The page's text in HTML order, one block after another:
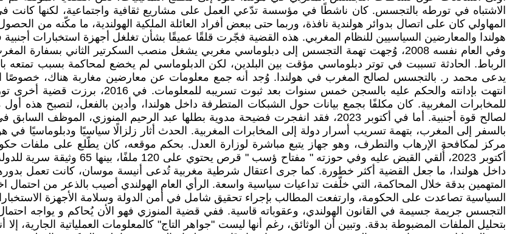
الاشتباه في تورطه بالتجسس. كان ناشطًا في مؤسسة تدّعي العمل على مشاريع ثقافية واجتماعية، لكنها كانت
المهاولي كان على اتصال بدوائر هولندية نافذة، وربما حتى ببعض أفراد العائلة الملكية الهولندية، ما مكّنه من
هولندا والمعارضين السياسيين للنظام المغربي. هذه القضية فجّرت قلقًا عميقًا بشأن تغلغل أجهزة استخبارات أجنبية
وفي العام نفسه 2008، وُجهت تهمة التجسس إلى دبلوماسي مغربي يشغل منصب السكرتير الثاني
يدعى محمد ر. بالتجسس لصالح المغرب في هولندا. وُجد أنه جمع معلومات عن معارضين مغاربة هناك، خصوصًا
انتهت بإدانته والحكم عليه بالسجن خمس
للمخابرات المغربية. كان مكلفًا بجمع بيانات حول الشبكات المتطرفة داخل هولندا، وأدين بالفعل، لتصبح هذه
لصالح قوة أجنبية. أما في أكتوبر 2023، فقد انفجرت فضيحة مدوية بطلها عبد الرحيم
أكتوبر 2023، أُلقي القبض عليه
داخل هولندا، ما جعل القضية أكثر خطورة. كما جرى اعتقال شرطية مغربية تُدعى أنيسة موسان، كانت تعمل
المتهمين بدقة خلال المحاكمة، التي خلّفت تداعيات سياسية واسعة. الرأي العام الهولندي أصيب بالذعر من
السياسية تصاعدت على الحكومة، وارتفعت المطالب بإجراء تحقيق شامل في أمن الدولة وسلامة الأجهزة
بتحليل الملفات المضبوطة بدقة. وتبين أن الوثائق، رغم أنها ليست "جواهر التاج" كالمعلومات العملياتية الجارية،